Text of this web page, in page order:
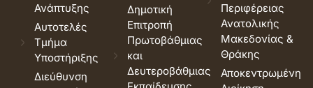
Ανάπτυξης
Αυτοτελές
Τμήμα
Υποστήριξης
Διεύθυνση
Δημοτική
Επιτροπή
Πρωτοβάθμιας
και
Δευτεροβάθμιας
Περιφέρειας
Ανατολικής
Μακεδονίας &
Θράκης
Αποκεντρωμένη